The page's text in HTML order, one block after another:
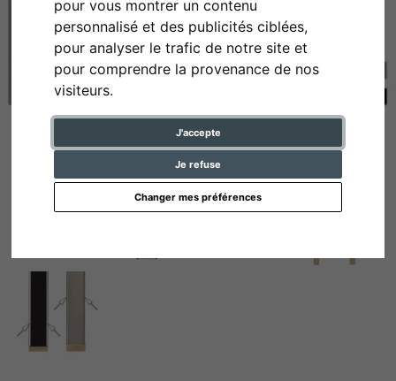
pour vous montrer un contenu
personnalisé et des publicités ciblées,
pour analyser le trafic de notre site et
pour comprendre la provenance de nos
visiteurs.
J'accepte
Je refuse
Changer mes préférences